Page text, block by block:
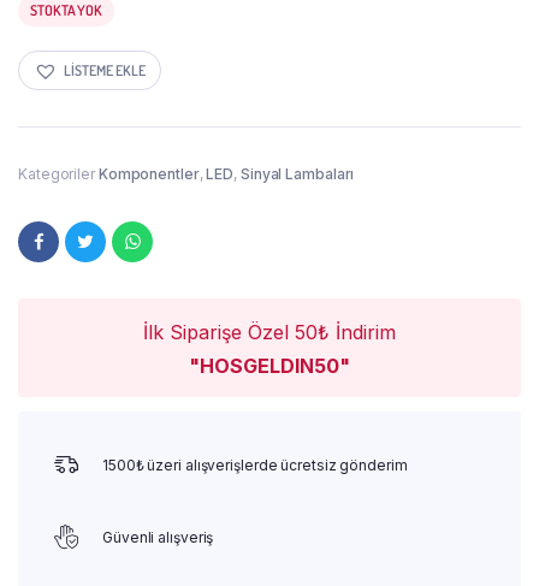
STOKTA YOK
LISTEME EKLE
Kategoriler Komponentler,LED, Sinyal Lambaları
İlk Siparişe Özel 50₺ İndirim
"HOSGELDIN50"
1500₺ üzeri alışverişlerde ücretsiz gönderim
Güvenli alışveriş